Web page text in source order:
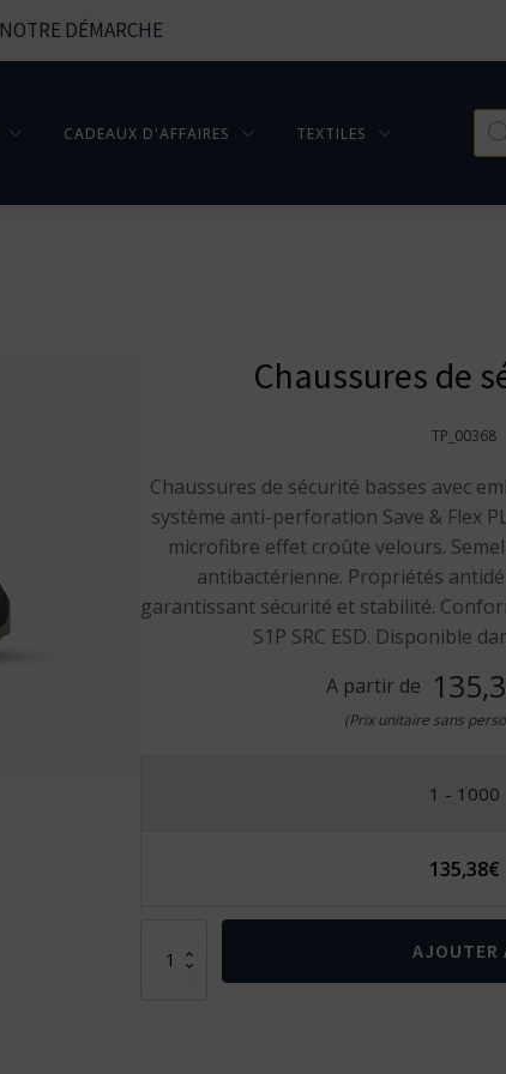
NOTRE DÉMARCHE
CADEAUX D'AFFAIRES TEXTILES
Chaussures de
TP_00368
Chaussures de sécurité basses avec
système anti-perforation Save & Flex
microfibre effet croûte velours.
antibactérienne. Propriétés
garantissant sécurité et stabilité.
S1P SRC ESD. Disponible
A partir de
(Prix unitaire sans
1 - 1000
135,38€
AJOUTER